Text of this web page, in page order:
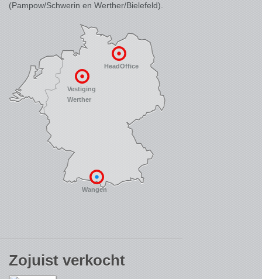
(Pampow/Schwerin en Werther/Bielefeld).
HeadOffice
Vestiging
Werther
Wangen
Zojuist verkocht